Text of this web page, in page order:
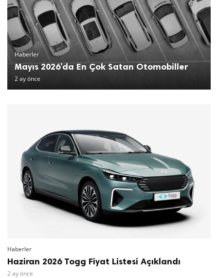
Haberler
Mayıs 2026’da En Çok Satan Otomobiller
2 ay önce
Haberler
Haziran 2026 Togg Fiyat Listesi Açıklandı
2 ay önce